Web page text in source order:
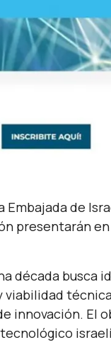
de
presentarán
década
innovación. El